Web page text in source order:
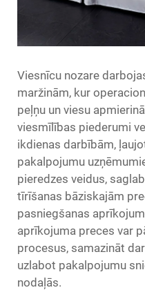
Viesnīcu nozare
maržinām, kur
peļņu un viesu
viesmīlības piederumi
ikdienas darbībām,
pakalpojumu
pieredzes veidus,
tīrīšanas bāziskajām
pasniegšanas
aprīkojuma preces var
procesus, samazināt
uzlabot pakalpojumu
nodaļās.